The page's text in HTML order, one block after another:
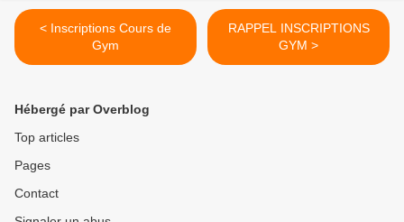
< Inscriptions Cours de
Gym
RAPPEL INSCRIPTIONS
GYM >
Hébergé par Overblog
Top articles
Pages
Contact